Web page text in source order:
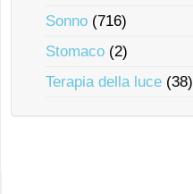
Sonno (716)
Stomaco (2)
Terapia della luce (38)